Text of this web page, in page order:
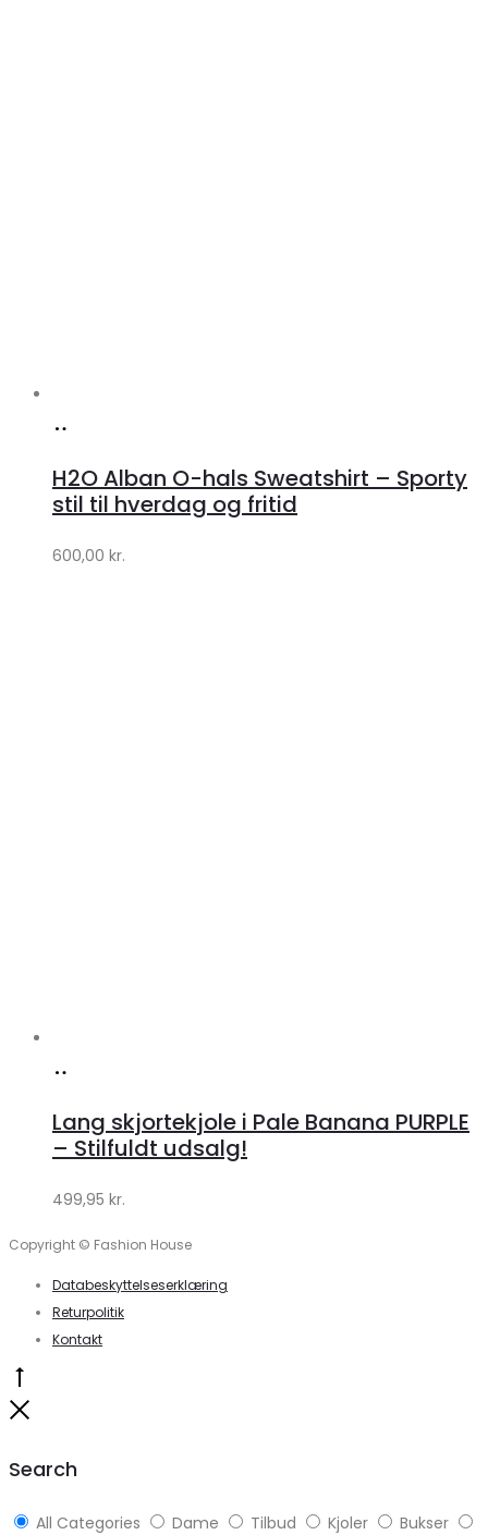
Lykke
Lykke
H2O Alban O-hals Sweatshirt – Sporty
stil til hverdag og fritid
600,00 kr.
Klædeskabet.dk
Lang skjortekjole i Pale Banana PURPLE
– Stilfuldt udsalg!
499,95 kr.
Copyright © Fashion House
Databeskyttelseserklæring
Returpolitik
Kontakt
Search
All Categories Dame Tilbud Kjoler
Bukser